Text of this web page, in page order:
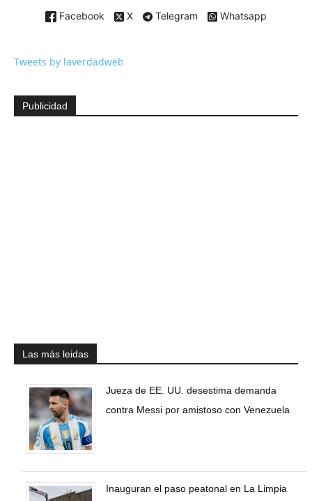
Facebook X Telegram Whatsapp
Tweets by laverdadweb
Publicidad
Las más leidas
Jueza de EE. UU. desestima demanda
contra Messi por amistoso con Venezuela
Inauguran el paso peatonal en La Limpia